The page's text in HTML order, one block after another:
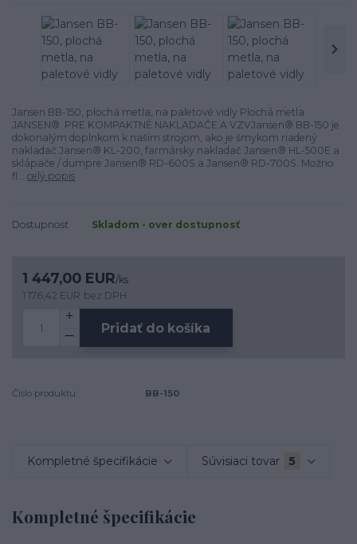
Jansen BB-150, plochá metla, na paletové vidly Plochá metla
JANSEN® PRE KOMPAKTNÉ NAKLADAČE A VZVJansen® BB-150 je
dokonalým doplnkom k našim strojom, ako je šmykom riadený
nakladač Jansen® KL-200, farmársky nakladač Jansen® HL-500E a
sklápače / dumpre Jansen® RD-600S a Jansen® RD-700S. Možno
fl... celý popis
Dostupnosť Skladom - over dostupnosť
1 447,00 EUR/ks
1 176,42 EUR bez DPH
Pridať do košíka
Číslo produktu: BB-150
Kompletné špecifikácie Súvisiaci tovar 5
Kompletné špecifikácie